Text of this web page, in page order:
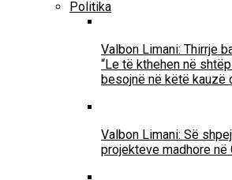
Politika
Valbon Limani: Thirrje
“Le të kthehen në
besojnë në këtë kauzë
Valbon Limani: Së
projekteve madhore në